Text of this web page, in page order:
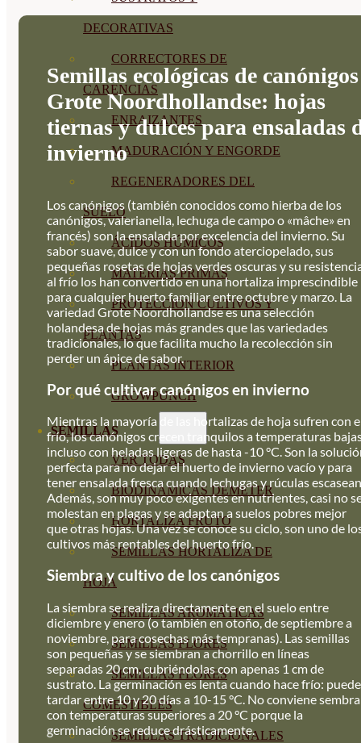
DECORATIVAS
CORRECTORES DE
CARENCIAS
ENRAIZANTES
MADURACIÓN Y ENGORDE
REGENERADORES DEL
SUELO
ÁCIDOS HÚMICOS
MATERIAS PRIMAS
PROTECCIÓN CULTIVOS Y
PLANTAS
PLANTAS INTERIOR
GROWPUNCH
SEMILLAS
VER TODAS
BIODINÁMICAS DEMETER
HORTALIZA FRUTO
SEMILLAS HORTALIZA DE
HOJA
SEMILLAS AROMÁTICAS
SEMILLAS FLORES
SEMILLAS FLORES
COMESTIBLES
SEMILLAS TRADICIONALES
Semillas ecológicas de canónigos
Grote Noordhollandse: hojas
tiernas y dulces para ensaladas
invierno
Los canónigos (también conocidos como hierba de los
canónigos, valerianella, lechuga de campo o «mâche» en
francés) son la ensalada por excelencia del invierno. Su
sabor suave, dulce y con un fondo aterciopelado, sus
pequeñas rosetas de hojas verdes oscuras y su
al frío los han convertido en una hortaliza imprescindible
para cualquier huerto familiar entre octubre y marzo. La
variedad Grote Noordhollandse es una selección
holandesa de hojas más grandes que las variedades
tradicionales, lo que facilita mucho la recolección sin
perder un ápice de sabor.
Por qué cultivar canónigos en invierno
Mientras la mayoría de las hortalizas de hoja sufren con
frío, los canónigos crecen tranquilos a temperaturas
incluso con heladas ligeras de hasta -10 °C. Son la
perfecta para no dejar el huerto de invierno vacío y para
tener ensalada fresca cuando lechugas y rúculas
Además, son muy poco exigentes en nutrientes, casi no
molestan en plagas y se adaptan a suelos pobres mejor
que otras hojas. Una vez se conoce su ciclo, son uno de
cultivos más rentables del huerto frío.
Siembra y cultivo de los canónigos
La siembra se realiza directamente en el suelo entre
diciembre y enero (o también en otoño, de septiembre a
noviembre, para cosechas más tempranas). Las semillas
son pequeñas y se siembran a chorrillo en líneas
separadas 20 cm, cubriéndolas con apenas 1 cm de
sustrato. La germinación es lenta cuando hace frío: puede
tardar entre 10 y 20 días a 10-15 °C. No conviene
con temperaturas superiores a 20 °C porque la
germinación se reduce drásticamente.